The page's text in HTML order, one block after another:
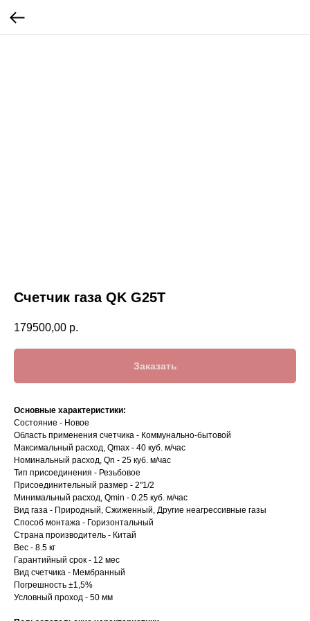
Счетчик газа QK G25T
179500,00 р.
Заказать
Основные характеристики:
Состояние - Новое
Область применения счетчика - Коммунально-бытовой
Максимальный расход, Qmax - 40 куб. м/час
Номинальный расход, Qn - 25 куб. м/час
Тип присоединения - Резьбовое
Присоединительный размер - 2"1/2
Минимальный расход, Qmin - 0.25 куб. м/час
Вид газа - Природный, Сжиженный, Другие неагрессивные газы
Способ монтажа - Горизонтальный
Страна производитель - Китай
Вес - 8.5 кг
Гарантийный срок - 12 мес
Вид счетчика - Мембранный
Погрешность ±1,5%
Условный проход - 50 мм